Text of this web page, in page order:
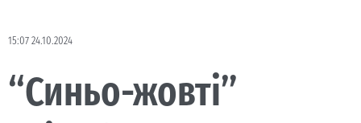
15:07 24.10.2024
“Синьо-жовті”